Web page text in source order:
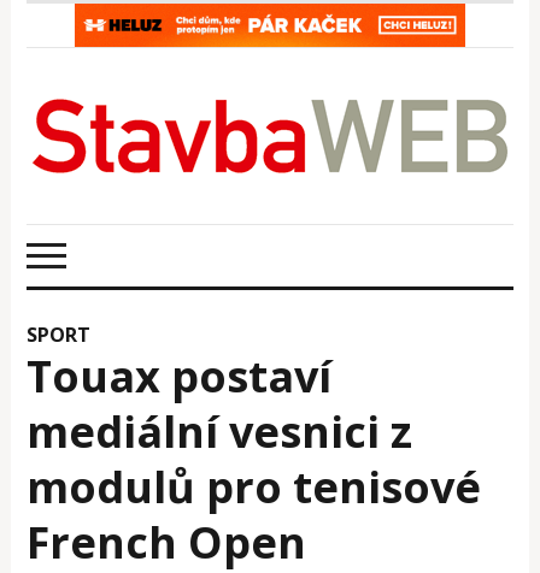
SPORT
Touax postaví
mediální vesnici z
modulů pro tenisové
French Open